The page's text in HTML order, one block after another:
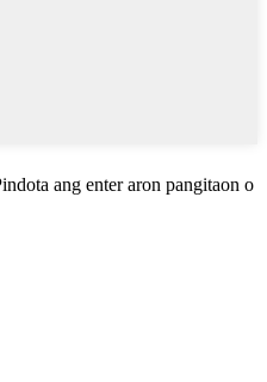
ang enter aron pangitaon o